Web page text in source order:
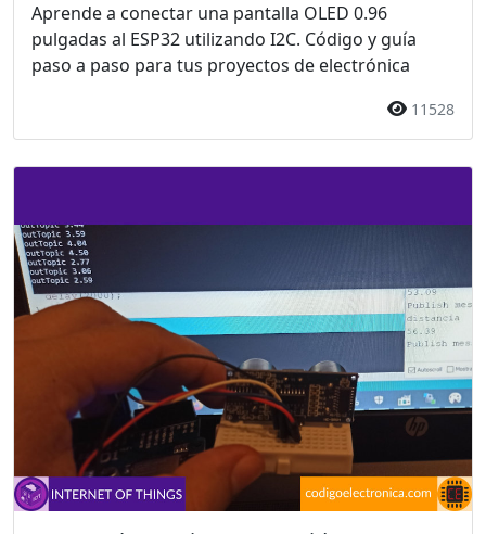
Aprende a conectar una pantalla OLED 0.96
pulgadas al ESP32 utilizando I2C. Código y guía
paso a paso para tus proyectos de electrónica
11528